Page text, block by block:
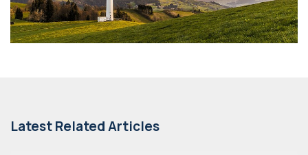
Latest Related Articles